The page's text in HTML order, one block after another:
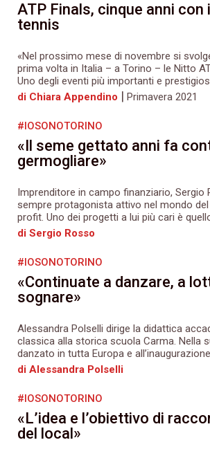
ATP Finals, cinque anni con
tennis
«Nel prossimo mese di novembre si
prima volta in Italia – a Torino – le Nitto
Uno degli eventi più importanti e
di Chiara Appendino | Primavera 2021
#IOSONOTORINO
«Il seme gettato anni fa
germogliare»
Imprenditore in campo finanziario, Sergio
sempre protagonista attivo nel mondo
profit. Uno dei progetti a lui più cari è
di Sergio Rosso
#IOSONOTORINO
«Continuate a danzare, a
sognare»
Alessandra Polselli dirige la didattica
classica alla storica scuola Carma. Nella
danzato in tutta Europa e
di Alessandra Polselli
#IOSONOTORINO
«L’idea e l’obiettivo di
del local»